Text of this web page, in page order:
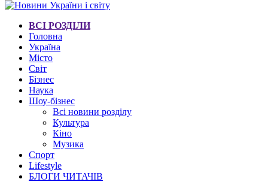
ВСІ РОЗДІЛИ
Головна
Україна
Місто
Світ
Бізнес
Наука
Шоу-бізнес
Всі новини розділу
Культура
Кіно
Музика
Спорт
Lifestyle
БЛОГИ ЧИТАЧІВ